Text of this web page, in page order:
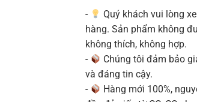
-
Quý khách vui lòng
hàng. Sản phẩm không
không thích, không hợp.
-
Chúng tôi đảm bảo
và đáng tin cậy.
-
Hàng mới 100%,